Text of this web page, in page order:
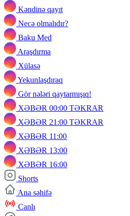
Kəndinə qayıt
Necə olmalıdır?
Baku Med
Araşdırma
Xülasə
Yekunlaşdıraq
Gör nələri qaytarmışıq!
XƏBƏR 00:00 TƏKRAR
XƏBƏR 21:00 TƏKRAR
XƏBƏR 11:00
XƏBƏR 13:00
XƏBƏR 16:00
Shorts
Ana səhifə
Canlı